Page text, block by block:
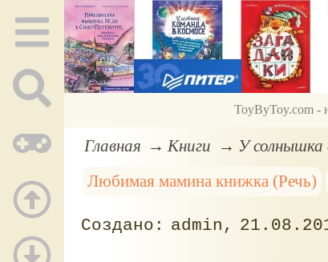
ToyByToy.com -
Главная Книги
У солнышка
Любимая мамина книжка (Речь)
admin